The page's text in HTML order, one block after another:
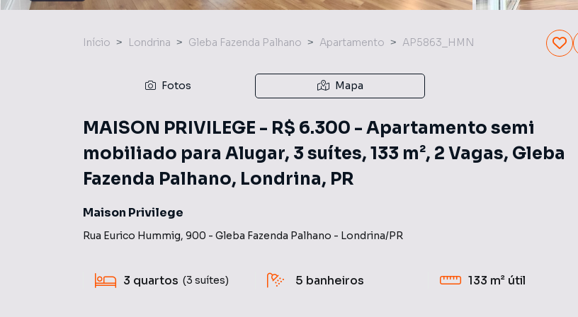
Início Londrina Gleba Fazenda Palhano Apartamento AP5863_HMN
Fotos Mapa
MAISON PRIVILEGE - R$ 6.300 - Apartamento semi
mobiliado para Alugar, 3 suítes, 133 m², 2 Vagas, Gleba
Fazenda Palhano, Londrina, PR
Maison Privilege
Rua Eurico Hummig, 900 - Gleba Fazenda Palhano - Londrina/PR
3 quartos (3 suítes) 5 banheiros 133 m² útil